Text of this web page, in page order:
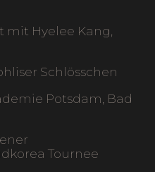
mit Hyelee Kang,
Schlösschen
Potsdam, Bad
Tournee